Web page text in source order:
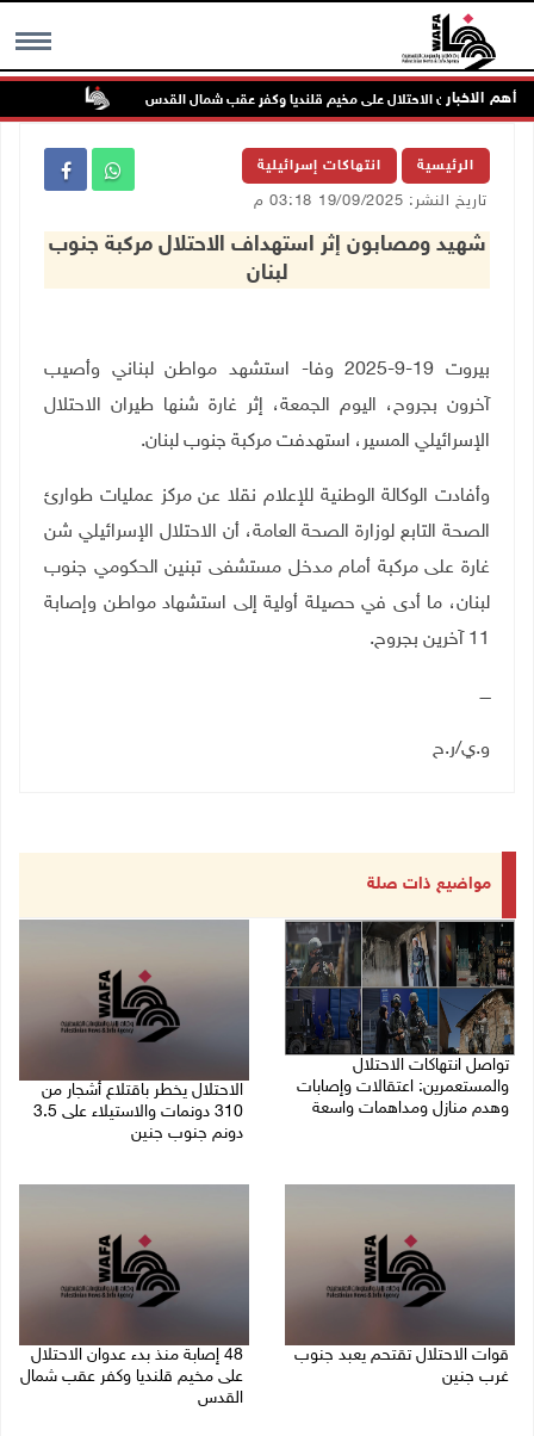
MENU أهم الاخبار
الرئيسية انتهاكات إسرائيلية
تاريخ النشر: 19/09/2025 03:18 م
شهيد ومصابون إثر استهداف الاحتلال مركبة جنوب
لبنان
بيروت 19-9-2025 وفا- استشهد مواطن لبناني وأصيب
آخرون بجروح، اليوم الجمعة، إثر غارة شنها طيران الاحتلال
الإسرائيلي المسير، استهدفت مركبة جنوب لبنان.
وأفادت الوكالة الوطنية للإعلام نقلا عن مركز عمليات طوارئ
الصحة التابع لوزارة الصحة العامة، أن الاحتلال الإسرائيلي شن
غارة على مركبة أمام مدخل مستشفى تبنين الحكومي جنوب
لبنان، ما أدى في حصيلة أولية إلى استشهاد مواطن وإصابة
11 آخرين بجروح.
ــــ
و.ي/ر.ح
مواضيع ذات صلة
تواصل انتهاكات الاحتلال
والمستعمرين: اعتقالات وإصابات
وهدم منازل ومداهمات واسعة
الاحتلال يخطر باقتلاع أشجار من
310 دونمات والاستيلاء على 3.5
دونم جنوب جنين
قوات الاحتلال تقتحم يعبد جنوب
غرب جنين
48 إصابة منذ بدء عدوان الاحتلال
على مخيم قلنديا وكفر عقب شمال
القدس